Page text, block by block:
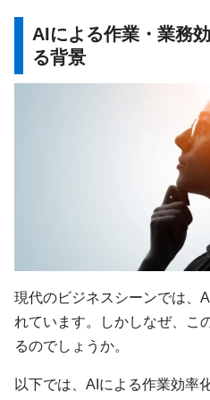
AIによる作業・業務
る背景
現代のビジネスシーンでは、
れています。しかしなぜ、こ
るのでしょうか。
以下では、AIによる作業効率